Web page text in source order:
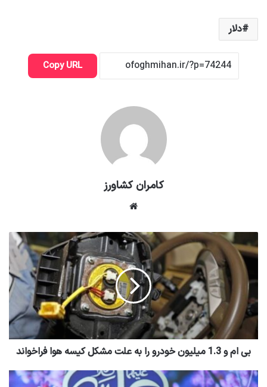
دلار
Copy URL
کامران کشاورز
بی ام و 1.3 میلیون خودرو را به علت مشکل کیسه هوا فراخواند